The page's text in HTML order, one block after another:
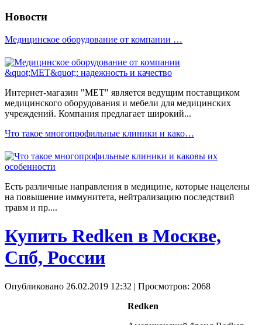
Новости
Медицинское оборудование от компании …
Интернет-магазин "МЕТ" является ведущим поставщиком
медицинского оборудования и мебели для медицинских
учреждений. Компания предлагает широкий...
Что такое многопрофильные клиники и како…
Есть различные направления в медицине, которые нацелены
на повышение иммунитета, нейтрализацию последствий
травм и пр....
Купить Redken в Москве,
Спб, России
Опубликовано 26.02.2019 12:32 | Просмотров: 2068
Redken